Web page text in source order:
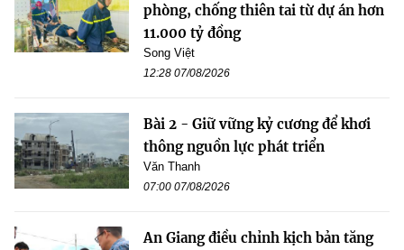
phòng, chống thiên tai từ dự án hơn
11.000 tỷ đồng
Song Việt
12:28 07/08/2026
Bài 2 - Giữ vững kỷ cương để khơi
thông nguồn lực phát triển
Văn Thanh
07:00 07/08/2026
An Giang điều chỉnh kịch bản tăng